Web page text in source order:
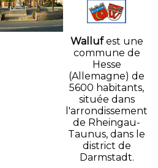
Wallufest une
commune de
Hesse
(Allemagne) de
5600 habitants,
située dans
l'arrondissement
de Rheingau-
Taunus, dans le
district de
Darmstadt.